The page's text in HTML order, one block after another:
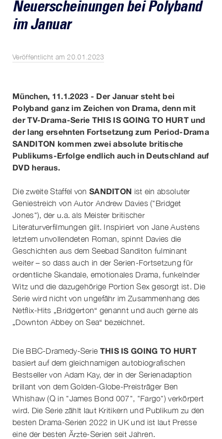
Neuerscheinungen bei Polyband
im Januar
Veröffentlicht am 20.01.2023
München, 11.1.2023 - Der Januar steht bei
Polyband ganz im Zeichen von Drama, denn mit
der TV-Drama-Serie THIS IS GOING TO HURT und
der lang ersehnten Fortsetzung zum Period-Drama
SANDITON kommen zwei absolute britische
Publikums-Erfolge endlich auch in Deutschland auf
DVD heraus.
Die zweite Staffel von SANDITON ist ein absoluter
Geniestreich von Autor Andrew Davies ("Bridget
Jones"), der u.a. als Meister britischer
Literaturverfilmungen gilt. Inspiriert von Jane Austens
letztem unvollendeten Roman, spinnt Davies die
Geschichten aus dem Seebad Sanditon fulminant
weiter – so dass auch in der Serien-Fortsetzung für
ordentliche Skandale, emotionales Drama, funkelnder
Witz und die dazugehörige Portion Sex gesorgt ist. Die
Serie wird nicht von ungefähr im Zusammenhang des
Netflix-Hits „Bridgerton“ genannt und auch gerne als
„Downton Abbey on Sea“ bezeichnet.
Die BBC-Dramedy-Serie THIS IS GOING TO HURT
basiert auf dem gleichnamigen autobiografischen
Bestseller von Adam Kay, der in der Serienadaption
brillant von dem Golden-Globe-Preisträger Ben
Whishaw (Q in "James Bond 007", "Fargo") verkörpert
wird. Die Serie zählt laut Kritikern und Publikum zu den
besten Drama-Serien 2022 in UK und ist laut Presse
eine der besten Ärzte-Serien seit Jahren.